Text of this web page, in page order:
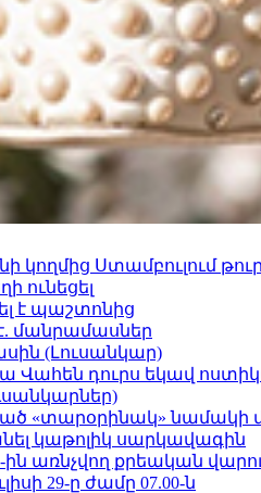
Ստամբուլում
ունեցել
է պաշտոնից
մանրամասներ
(Լուսանկար)
Վահեն դուրս եկավ
«տարօրինակ» նամակի
կաթոլիկ սարկավագին
ին առնչվող քրեական
29-ը ժամը 07.00-ն